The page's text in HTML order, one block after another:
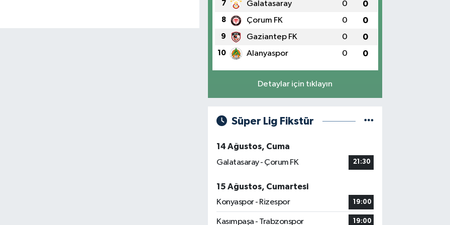
7 Galatasaray 0 0
8 Çorum FK 0 0
9 Gaziantep FK 0 0
10 Alanyaspor 0 0
Detaylar için tıklayın
Süper Lig Fikstür
14 Ağustos, Cuma
Galatasaray - Çorum FK
21:30
15 Ağustos, Cumartesi
Konyaspor - Rizespor
19:00
Kasımpaşa - Trabzonspor 19:00